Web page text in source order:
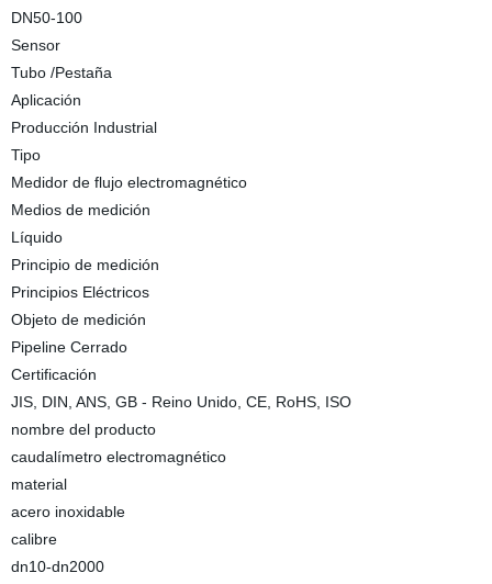
DN50-100
Sensor
Tubo /Pestaña
Aplicación
Producción Industrial
Tipo
Medidor de flujo electromagnético
Medios de medición
Líquido
Principio de medición
Principios Eléctricos
Objeto de medición
Pipeline Cerrado
Certificación
JIS, DIN, ANS, GB - Reino Unido, CE, RoHS, ISO
nombre del producto
caudalímetro electromagnético
material
acero inoxidable
calibre
dn10-dn2000